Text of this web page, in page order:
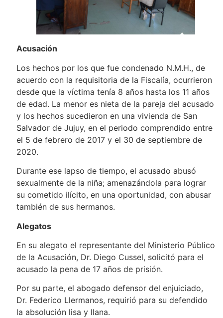
Acusación
Los hechos por los que fue condenado N.M.H., de
acuerdo con la requisitoria de la Fiscalía, ocurrieron
desde que la víctima tenía 8 años hasta los 11 años
de edad. La menor es nieta de la pareja del acusado
y los hechos sucedieron en una vivienda de San
Salvador de Jujuy, en el periodo comprendido entre
el 5 de febrero de 2017 y el 30 de septiembre de
2020.
Durante ese lapso de tiempo, el acusado abusó
sexualmente de la niña; amenazándola para lograr
su cometido ilícito, en una oportunidad, con abusar
también de sus hermanos.
Alegatos
En su alegato el representante del Ministerio Público
de la Acusación, Dr. Diego Cussel, solicitó para el
acusado la pena de 17 años de prisión.
Por su parte, el abogado defensor del enjuiciado,
Dr. Federico Llermanos, requirió para su defendido
la absolución lisa y llana.